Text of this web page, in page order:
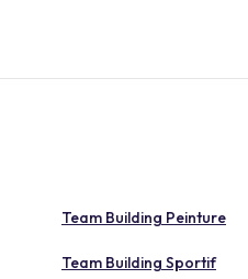
Team Building Peinture
Team Building Sportif